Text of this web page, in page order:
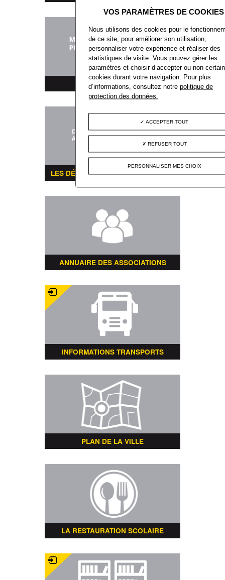
MARCHÉS PUBLICS
LES DÉMARCHES ADMINISTRATIVES
ANNUAIRE DES ASSOCIATIONS
INFORMATIONS TRANSPORTS
PLAN DE LA VILLE
LA RESTAURATION SCOLAIRE
Nous utilisons des cookies pour le
de ce site, pour améliorer son utilisation,
personnaliser votre expérience et réaliser des
statistiques de visite. Vous pouvez gérer les
paramètres et choisir d’accepter ou non
cookies durant votre navigation. Pour plus
d’informations, consultez notrepolitique de
protection des données.
ACCEPTER TOUT
REFUSER TOUT
PERSONNALISER MES CHOIX